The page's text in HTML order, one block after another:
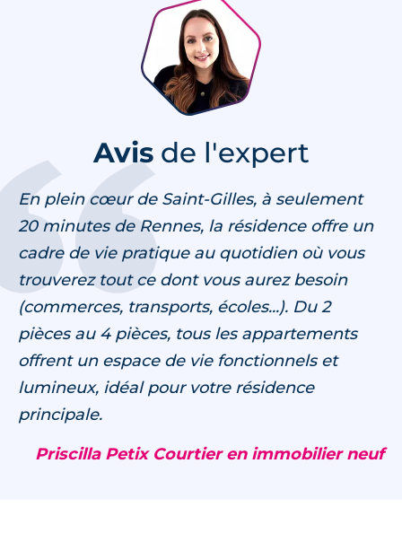
Avisde l'expert
En plein cœur de Saint-Gilles, à seulement
20 minutes de Rennes, la résidence offre un
cadre de vie pratique au quotidien où vous
trouverez tout ce dont vous aurez besoin
(commerces, transports, écoles...). Du 2
pièces au 4 pièces, tous les appartements
offrent un espace de vie fonctionnels et
lumineux, idéal pour votre résidence
principale.
Priscilla Petix Courtier en immobilier neuf